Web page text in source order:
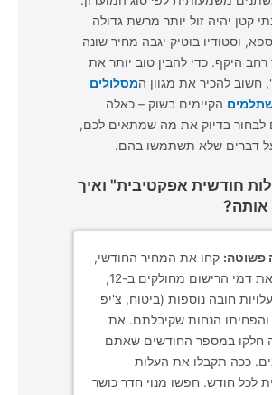
קטן יהיה זול יותר מרשת גדולה
וסטודיו בוטיק יגבה מחיר שונה
רחב היקף. כדי להבין טוב יותר את
חשוב להכיר את מגוון המסלולים
הקיימים בשוק – כאלה
בדיוק את מה שמתאים לכם,
דברים שלא תשתמשו בהם.
חודשית אפקטיבית" ואיך
פשוטה: קחו את המחיר החודשי,
הוסיפו את דמי הרישום מחולקים ב-12,
חובה נוספות (ביטוח, צ'יפ
והפחיתו הנחות שקיבלתם. את
חלקו במספר החודשים שאתם
ככה תקבלו את העלות
לכל חודש. חפשו מנוי חדר כושר